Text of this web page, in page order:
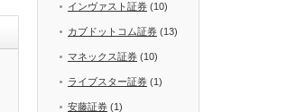
インヴァスト証券 (10)
カブドットコム証券 (13)
マネックス証券 (10)
ライブスター証券 (1)
安藤証券 (1)